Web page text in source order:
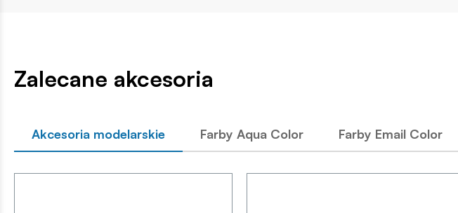
Zalecane akcesoria
Akcesoria modelarskie Farby Aqua Color Farby Email Color